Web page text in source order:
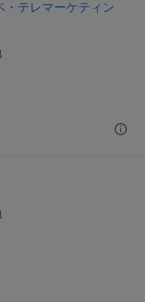
テレマーケティン